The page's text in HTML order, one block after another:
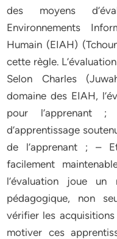
des moyens
Environnements
Humain (EIAH)
cette règle.
Selon Charles
domaine des EIAH,
pour l’apprenant
d’apprentissage
de l’apprenant ; –
facilement
l’évaluation joue un
pédagogique, non
vérifier les
motiver ces